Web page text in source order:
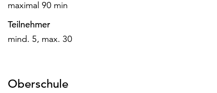
Funktionale
Cookies
auch
weiterhin
maximal 90 min
Teilnehmer
mind. 5, max. 30
Oberschule